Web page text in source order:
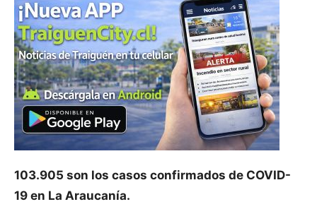
103.905 son los casos confirmados de COVID-
19 en La Araucanía.